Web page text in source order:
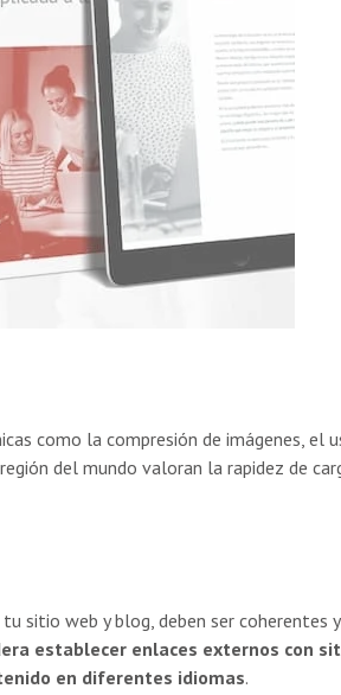
como la compresión de imágenes, el
del mundo valoran la rapidez de
sitio web y blog, deben ser coherentes
establecer enlaces externos con
en diferentes idiomas.